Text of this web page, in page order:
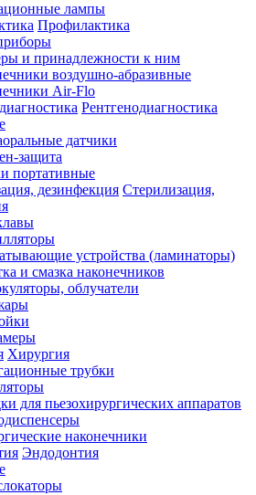
лампы
Профилактика
и принадлежности к ним
воздушно-абразивные
Air-Flo
Рентгенодиагностика
датчики
защита
портативные
Стерилизация,
устройства (ламинаторы)
и смазка наконечников
облучатели
Хирургия
трубки
для пьезохирургических аппаратов
наконечники
Эндодонтия